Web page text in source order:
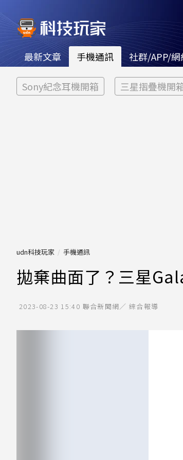
最新文章 手機通訊 社群/APP/網
Sony紀念耳機開箱 三星摺疊機開
udn科技玩家 手機通訊
拋棄曲面了？三星
2023-08-23 15:40 聯合新聞網／ 綜合報導